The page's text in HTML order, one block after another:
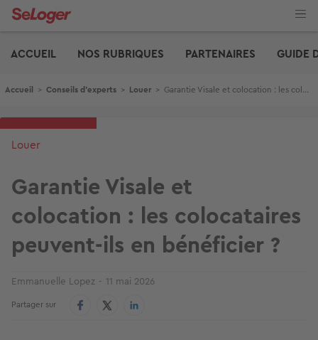
Aller
ACCUEIL
NOS RUBRIQUES PARTENAIRES GUIDE
Fil d'Ariane
Accueil > Conseils d'experts > Louer > Garantie Visale et colocation : les colocataires peuvent-ils en bénéficier ?
Louer
Garantie Visale et
colocation : les colocataires
peuvent-ils en bénéficier ?
Emmanuelle Lopez 11 mai 2026
Partager sur